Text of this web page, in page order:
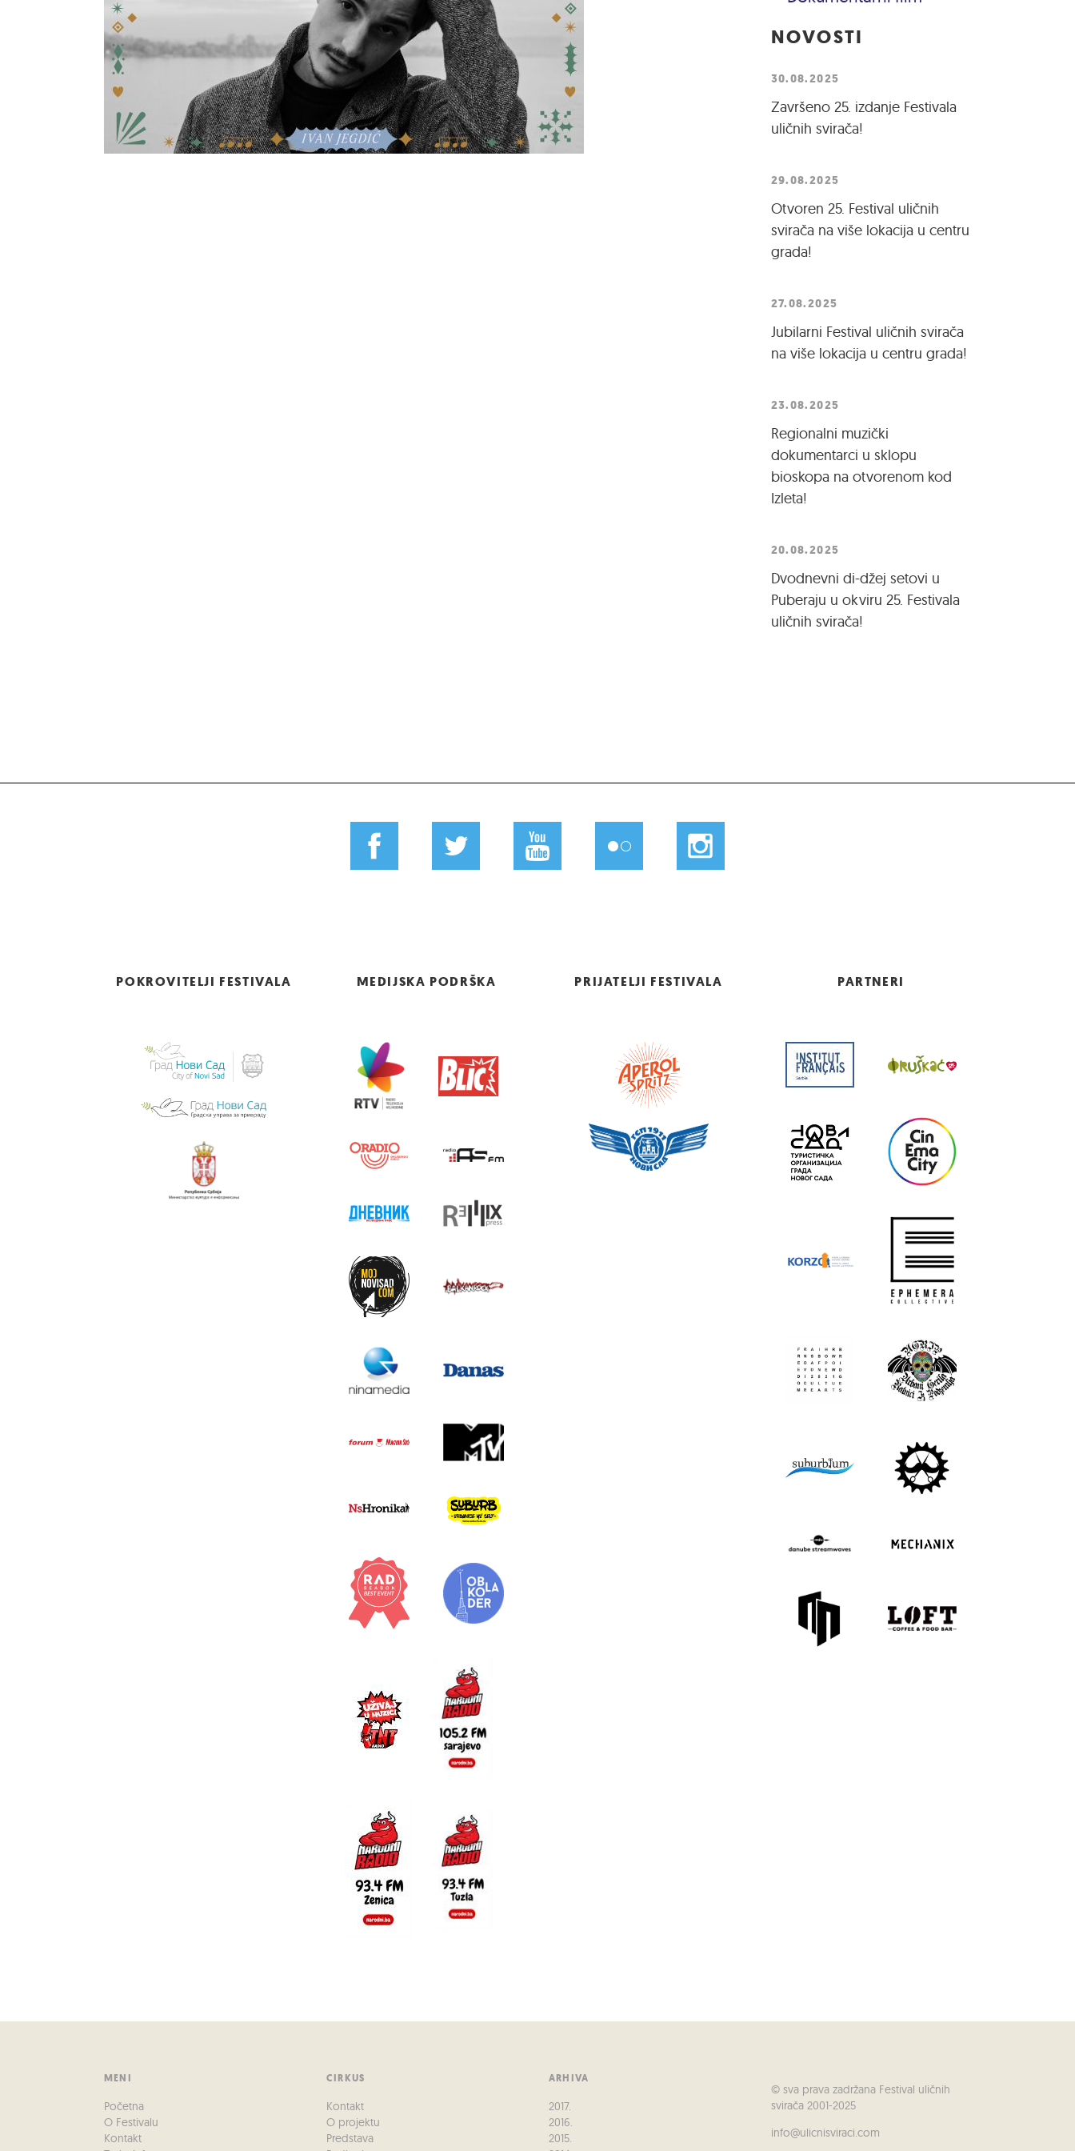
NOVOSTI
30.08.2025
Završeno 25. izdanje Festivala
uličnih svirača!
29.08.2025
Otvoren 25. Festival uličnih
svirača na više lokacija u centru
grada!
27.08.2025
Jubilarni Festival uličnih svirača
na više lokacija u centru grada!
23.08.2025
Regionalni muzički
dokumentarci u sklopu
bioskopa na otvorenom kod
Izleta!
20.08.2025
Dvodnevni di-džej setovi u
Puberaju u okviru 25. Festivala
uličnih svirača!
POKROVITELJI FESTIVALA MEDIJSKA PODRŠKA PRIJATELJI FESTIVALA PARTNERI
MENI
Početna
O Festivalu
Kontakt
CIRKUS
Kontakt
O projektu
Predstava
ARHIVA
2017.
2016.
2015.
© sva prava zadržana Festival uličnih
svirača 2001-2025
info@ulicnisviraci.com